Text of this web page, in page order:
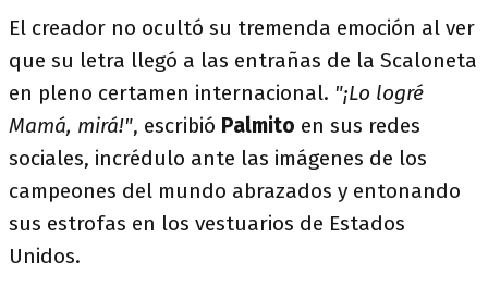
El creador no ocultó su tremenda emoción al ver
que su letra llegó a las entrañas de la Scaloneta
en pleno certamen internacional. "¡Lo logré
Mamá, mirá!", escribió Palmito en sus redes
sociales, incrédulo ante las imágenes de los
campeones del mundo abrazados y entonando
sus estrofas en los vestuarios de Estados
Unidos.